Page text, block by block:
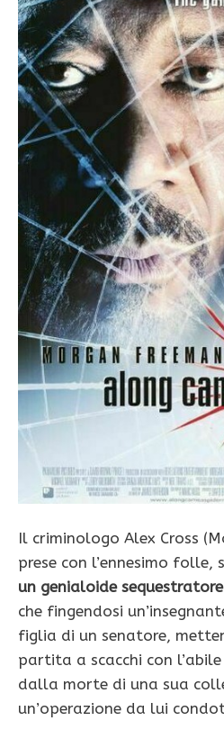
Il criminologo Alex Cross
prese con l’ennesimo folle,
un genialoide
che fingendosi
figlia di un senatore,
partita a scacchi con
dalla morte di una sua
un’operazione da lui